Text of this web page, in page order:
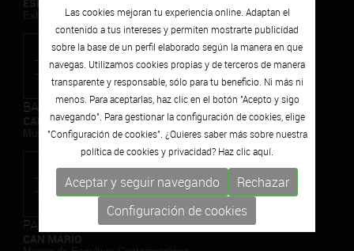
Exhibiciones temporales Arte Contemporáneo
BARCELONA
CAN FRAMIS
Museo de Pintura Contemporánea
PALAFRUGELL
Las cookies mejoran tu experiencia online. Adaptan el
contenido a tus intereses y permiten mostrarte publicidad
sobre la base de un perfil elaborado según la manera en que
navegas. Utilizamos cookies propias y de terceros de manera
transparente y responsable, sólo para tu beneficio. Ni más ni
menos. Para aceptarlas, haz clic en el botón "Acepto y sigo
navegando". Para gestionar la configuración de cookies, elige
"Configuración de cookies". ¿Quieres saber más sobre nuestra
política de cookies y privacidad? Haz clicaquí.
Aceptar y seguir navegando
Rechazar
Configuración de cookies